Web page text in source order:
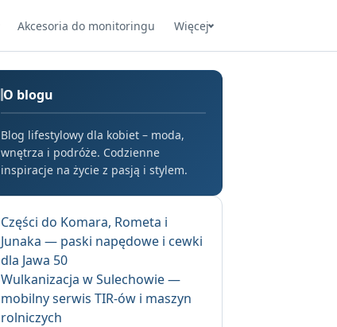
Akcesoria do monitoringu Więcej
O blogu
Blog lifestylowy dla kobiet – moda,
wnętrza i podróże. Codzienne
inspiracje na życie z pasją i stylem.
Części do Komara, Rometa i
Junaka — paski napędowe i cewki
dla Jawa 50
Wulkanizacja w Sulechowie —
mobilny serwis TIR-ów i maszyn
rolniczych